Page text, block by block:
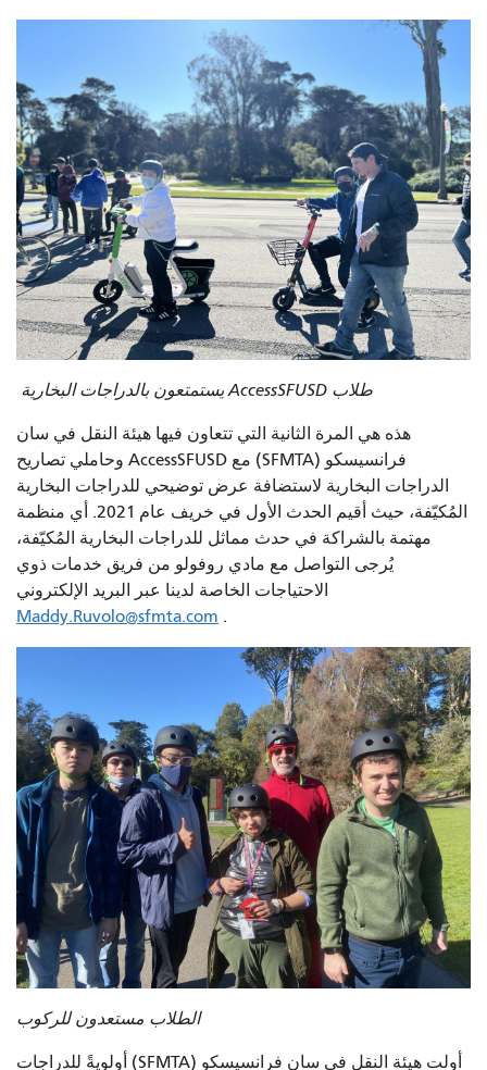
طلاب AccessSFUSD يستمتعون بالدراجات البخارية
هذه هي المرة الثانية التي تتعاون فيها هيئة النقل في سان
فرانسيسكو (SFMTA) مع AccessSFUSD وحاملي تصاريح
الدراجات البخارية لاستضافة عرض توضيحي للدراجات البخارية
المُكيّفة، حيث أقيم الحدث الأول في خريف عام 2021. أي منظمة
مهتمة بالشراكة في حدث مماثل للدراجات البخارية المُكيّفة،
يُرجى التواصل مع مادي روفولو من فريق خدمات ذوي
الاحتياجات الخاصة لدينا عبر البريد الإلكتروني
Maddy.Ruvolo@sfmta.com .
الطلاب مستعدون للركوب
أولت هيئة النقل في سان فرانسيسكو (SFMTA) أولويةً للدراجات